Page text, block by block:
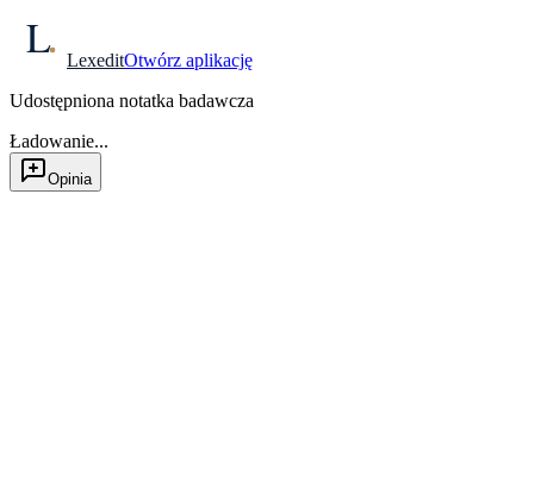
LexeditOtwórz aplikację
Udostępniona notatka badawcza
Ładowanie...
Opinia